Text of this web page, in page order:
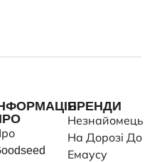
БРЕНДИ
Незнайомець
На Дорозі До
Емаусу